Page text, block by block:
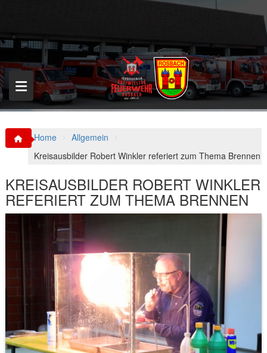
p
o
c
o
n
t
Home
Allgemein
Kreisausbilder Robert Winkler referiert zum Thema Brennen
KREISAUSBILDER ROBERT WINKLER
REFERIERT ZUM THEMA BRENNEN